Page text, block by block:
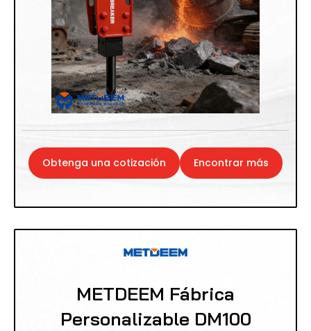
Obtenga una cotización Encontrar más
METDEEM Fábrica
Personalizable DM100